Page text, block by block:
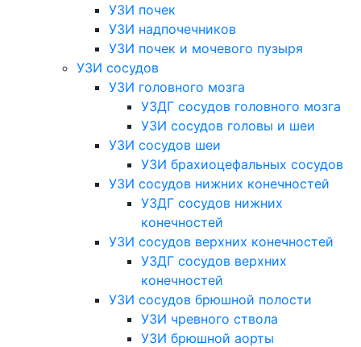
УЗИ почек
УЗИ надпочечников
УЗИ почек и мочевого пузыря
УЗИ сосудов
УЗИ головного мозга
УЗДГ сосудов головного мозга
УЗИ сосудов головы и шеи
УЗИ сосудов шеи
УЗИ брахиоцефальных сосудов
УЗИ сосудов нижних конечностей
УЗДГ сосудов нижних
конечностей
УЗИ сосудов верхних конечностей
УЗДГ сосудов верхних
конечностей
УЗИ сосудов брюшной полости
УЗИ чревного ствола
УЗИ брюшной аорты